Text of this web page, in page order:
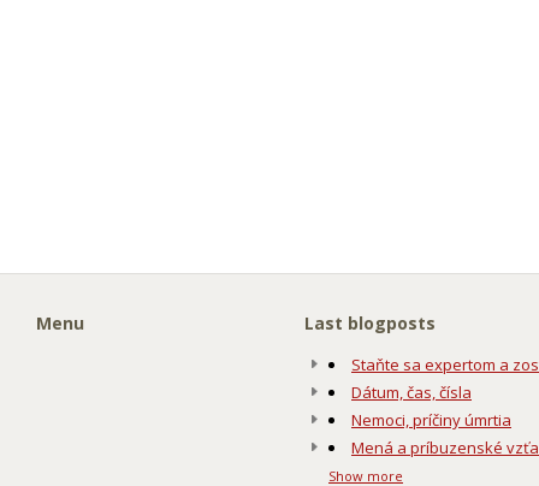
Menu Last blogposts
Staňte sa expertom a
Dátum, čas, čísla
Nemoci, príčiny úmrtia
Mená a príbuzenské
Show more